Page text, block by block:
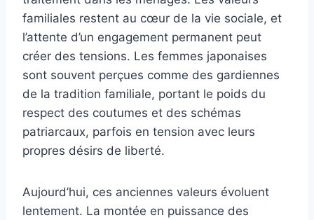
familiales restent au cœur de la vie sociale, et
l’attente d’un engagement permanent peut
créer des tensions. Les femmes japonaises
sont souvent perçues comme des gardiennes
de la tradition familiale, portant le poids du
respect des coutumes et des schémas
patriarcaux, parfois en tension avec leurs
propres désirs de liberté.
Aujourd’hui, ces anciennes valeurs évoluent
lentement. La montée en puissance des